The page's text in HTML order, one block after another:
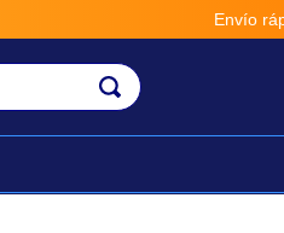
Envío rápido,